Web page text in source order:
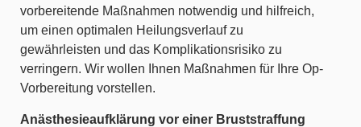
vorbereitende Maßnahmen notwendig und hilfreich,
um einen optimalen Heilungsverlauf zu
gewährleisten und das Komplikationsrisiko zu
verringern. Wir wollen Ihnen Maßnahmen für Ihre Op-
Vorbereitung vorstellen.
Anästhesieaufklärung vor einer Bruststraffung